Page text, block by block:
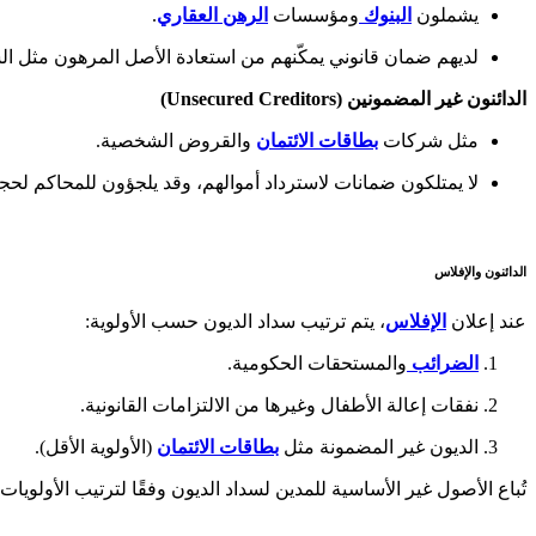
يشملون البنوك ومؤسسات الرهن العقاري.
لديهم ضمان قانوني يمكّنهم من استعادة الأصل المرهون مثل
الدائنون غير المضمونين (Unsecured Creditors)
مثل شركات بطاقات الائتمان والقروض الشخصية.
لا يمتلكون ضمانات لاسترداد أموالهم، وقد يلجؤون للمحاكم
الدائنون والإفلاس
عند إعلان الإفلاس، يتم ترتيب سداد الديون حسب الأولوية:
الضرائب والمستحقات الحكومية.
نفقات إعالة الأطفال وغيرها من الالتزامات القانونية.
الديون غير المضمونة مثل بطاقات الائتمان (الأولوية الأقل).
تُباع الأصول غير الأساسية للمدين لسداد الديون وفقًا لترتيب